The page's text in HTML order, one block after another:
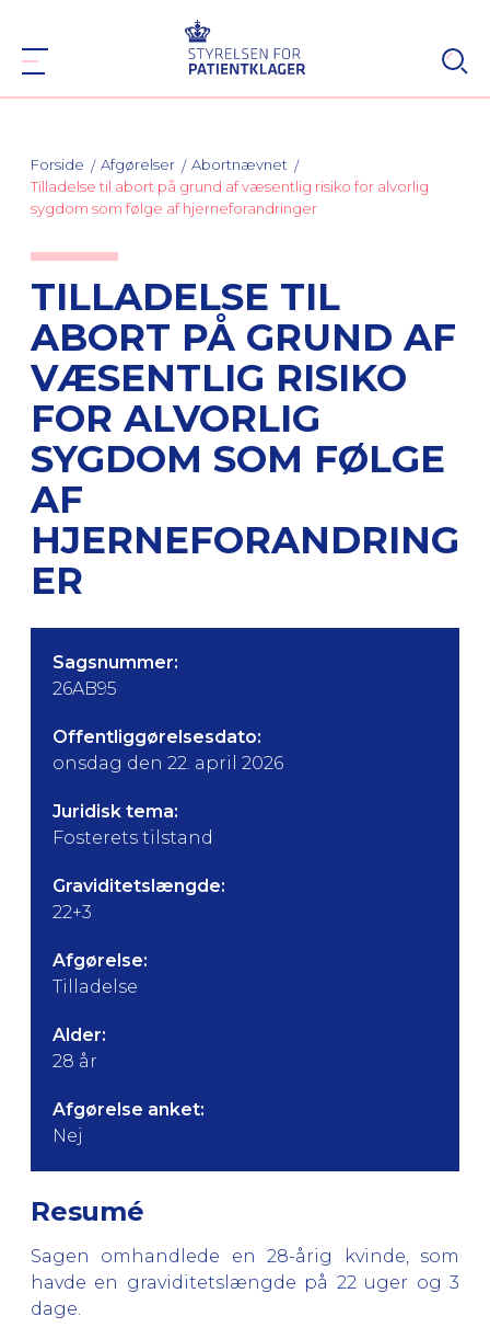
Forside Afgørelser
Abortnævnet
Tilladelse til abort på grund af væsentlig risiko for alvorlig
sygdom som følge af hjerneforandringer
TILLADELSE TIL
ABORT PÅ GRUND AF
VÆSENTLIG RISIKO
FOR ALVORLIG
SYGDOM SOM FØLGE
AF
HJERNEFORANDRING
ER
Sagsnummer:
26AB95
Offentliggørelsesdato:
onsdag den 22. april 2026
Juridisk tema:
Fosterets tilstand
Graviditetslængde:
22+3
Afgørelse:
Tilladelse
Alder:
28 år
Afgørelse anket:
Nej
Resumé
Sagen omhandlede en 28-årig kvinde, som
havde en graviditetslængde på 22 uger og 3
dage.